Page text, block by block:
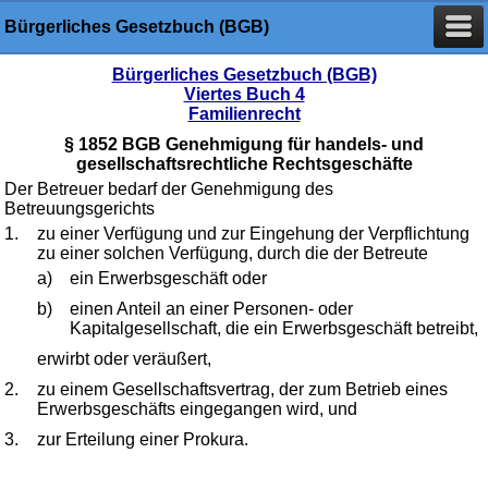
Bürgerliches Gesetzbuch (BGB)
Bürgerliches Gesetzbuch (BGB)
Viertes Buch 4
Familienrecht
§ 1852 BGB Genehmigung für handels- und
gesellschaftsrechtliche Rechtsgeschäfte
Der Betreuer bedarf der Genehmigung des
Betreuungsgerichts
1.
zu einer Verfügung und zur Eingehung der Verpflichtung
zu einer solchen Verfügung, durch die der Betreute
a)
ein Erwerbsgeschäft oder
b)
einen Anteil an einer Personen- oder
Kapitalgesellschaft, die ein Erwerbsgeschäft betreibt,
erwirbt oder veräußert,
2.
zu einem Gesellschaftsvertrag, der zum Betrieb eines
Erwerbsgeschäfts eingegangen wird, und
3.
zur Erteilung einer Prokura.